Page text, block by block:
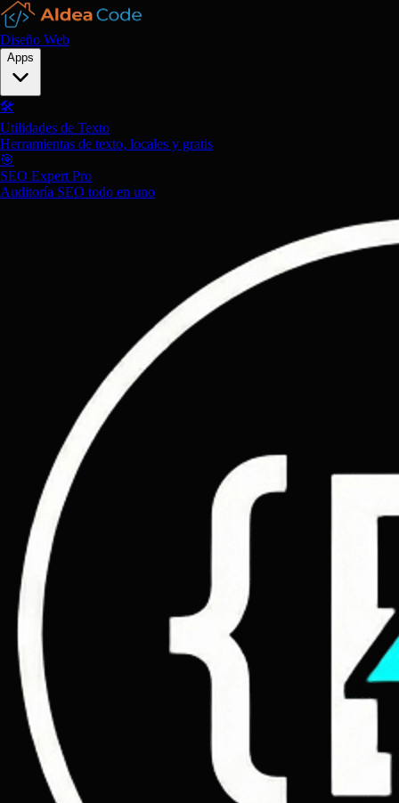
Diseño Web
Apps
🛠️
Utilidades de Texto
Herramientas de texto, locales y gratis
🎯
SEO Expert Pro
Auditoría SEO todo en uno